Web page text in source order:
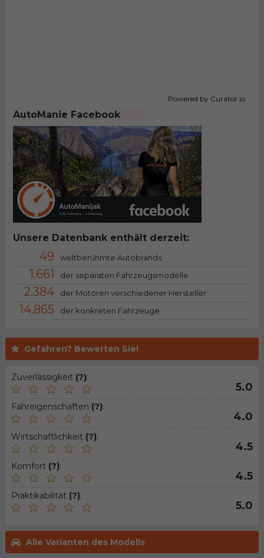
Gefahren? Bewerten Sie!
Zuverlässigkeit (?):
5.0
Fahreigenschaften (?):
4.0
Wirtschaftlichkeit (?):
4.5
Komfort (?):
4.5
Praktikabilität (?):
5.0
Alle Varianten des Modells
Powered by Curator.io
AutoManie Facebook
Unsere Datenbank enthält derzeit:
49 weltberühmte Autobrands
1.661 der separaten Fahrzeugsmodelle
2.384 der Motoren verschiedener Hersteller
14.865 der konkreten Fahrzeuge